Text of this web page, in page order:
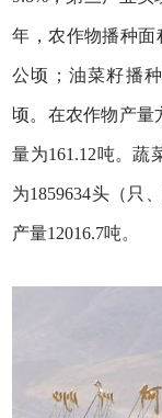
年，农作物播种面
公顷；油菜籽播
顷。在农作物产量
量为161.12吨。蔬
为1859634头（只
产量12016.7吨。